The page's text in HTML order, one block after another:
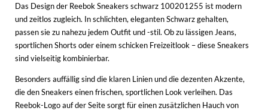
Das Design der Reebok Sneakers schwarz 100201255 ist modern
und zeitlos zugleich. In schlichten, eleganten Schwarz gehalten,
passen sie zu nahezu jedem Outfit und -stil. Ob zu lässigen Jeans,
sportlichen Shorts oder einem schicken Freizeitlook – diese Sneakers
sind vielseitig kombinierbar.
Besonders auffällig sind die klaren Linien und die dezenten Akzente,
die den Sneakers einen frischen, sportlichen Look verleihen. Das
Reebok-Logo auf der Seite sorgt für einen zusätzlichen Hauch von